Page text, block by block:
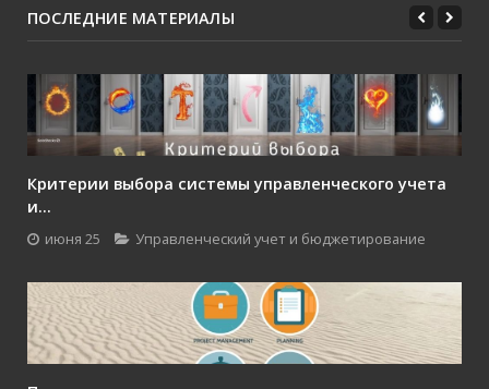
ПОСЛЕДНИЕ МАТЕРИАЛЫ
Критерии выбора системы управленческого учета
и...
июня 25 Управленческий учет и бюджетирование